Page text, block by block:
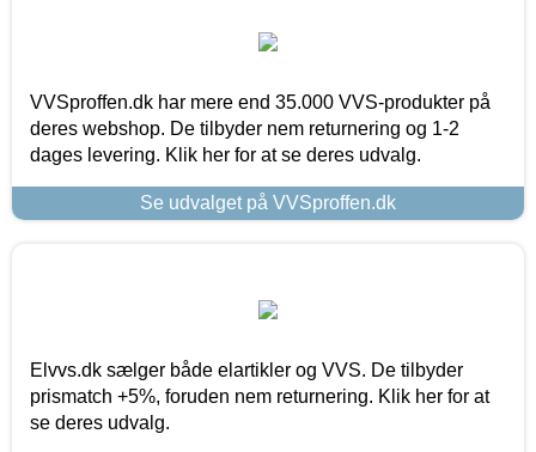
VVSproffen.dk har mere end 35.000 VVS-produkter på
deres webshop. De tilbyder nem returnering og 1-2
dages levering. Klik her for at se deres udvalg.
Se udvalget på VVSproffen.dk
Elvvs.dk sælger både elartikler og VVS. De tilbyder
prismatch +5%, foruden nem returnering. Klik her for at
se deres udvalg.